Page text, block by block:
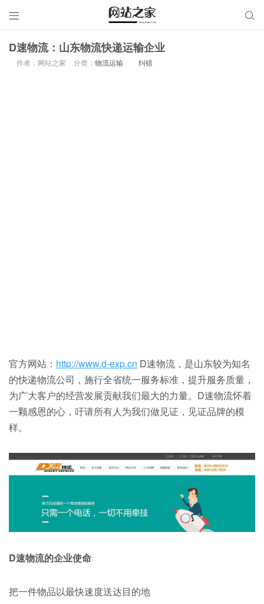
 
D速物流：山东物流快递运输企业
作者：网站之家 分类： 物流运输 纠错
官方网站： http://www.d-exp.cn D速物流，是山东较为知名
的快递物流公司，施行全省统一服务标准，提升服务质量，
为广大客户的经营发展贡献我们最大的力量。D速物流怀着
一颗感恩的心，吁请所有人为我们做见证，见证品牌的模
样。
D速物流的企业使命
把一件物品以最快速度送达目的地